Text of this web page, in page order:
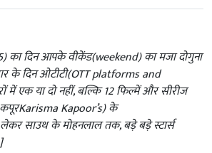
का दिन आपके वीकेंड(weekend) का मजा दोगुना
के दिन ओटीटी(OTT platforms and
में एक या दो नहीं, बल्कि 12 फिल्में और सीरीज
Kapoor’s) के
साउथ के मोहनलाल तक, बड़े बड़े स्टार्स